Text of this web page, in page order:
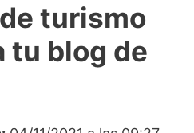
turismo
tu blog de